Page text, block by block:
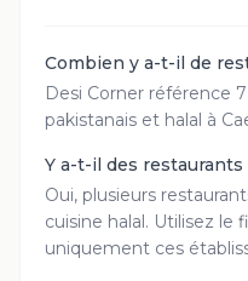
Combien y a-t-il de
Desi Corner référence
pakistanais et halal à
Y a-t-il des restaurants
Oui, plusieurs
cuisine halal. Utilisez le
uniquement ces